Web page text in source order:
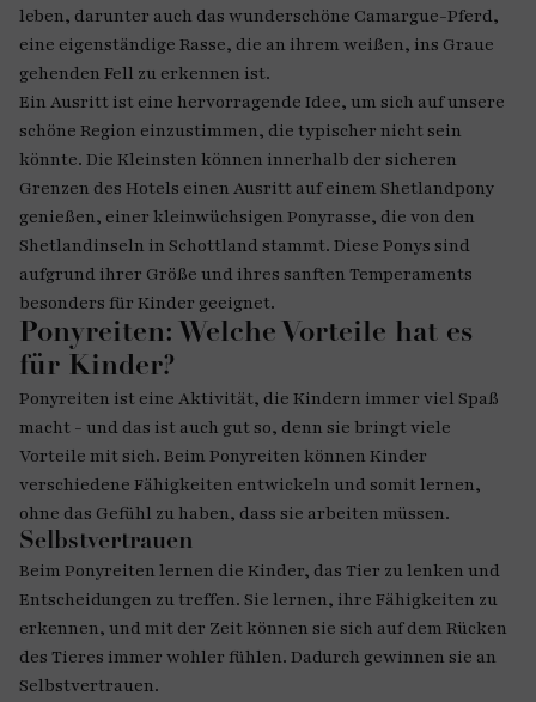
leben, darunter auch das wunderschöne Camargue-Pferd,
eine eigenständige Rasse, die an ihrem weißen, ins Graue
gehenden Fell zu erkennen ist.
Ein Ausritt ist eine hervorragende Idee, um sich auf unsere
schöne Region einzustimmen, die typischer nicht sein
könnte. Die Kleinsten können innerhalb der sicheren
Grenzen des Hotels einen Ausritt auf einem Shetlandpony
genießen, einer kleinwüchsigen Ponyrasse, die von den
Shetlandinseln in Schottland stammt. Diese Ponys sind
aufgrund ihrer Größe und ihres sanften Temperaments
besonders für Kinder geeignet.
Ponyreiten: Welche Vorteile hat es
für Kinder?
Ponyreiten ist eine Aktivität, die Kindern immer viel Spaß
macht - und das ist auch gut so, denn sie bringt viele
Vorteile mit sich. Beim Ponyreiten können Kinder
verschiedene Fähigkeiten entwickeln und somit lernen,
ohne das Gefühl zu haben, dass sie arbeiten müssen.
Selbstvertrauen
Beim Ponyreiten lernen die Kinder, das Tier zu lenken und
Entscheidungen zu treffen. Sie lernen, ihre Fähigkeiten zu
erkennen, und mit der Zeit können sie sich auf dem Rücken
des Tieres immer wohler fühlen. Dadurch gewinnen sie an
Selbstvertrauen.